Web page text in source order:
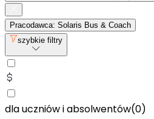
Pracodawca: Solaris Bus & Coach
szybkie filtry
dla uczniów i absolwentów(0)